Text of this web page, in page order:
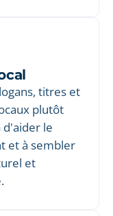
titres et
plutôt
le
et à sembler
et